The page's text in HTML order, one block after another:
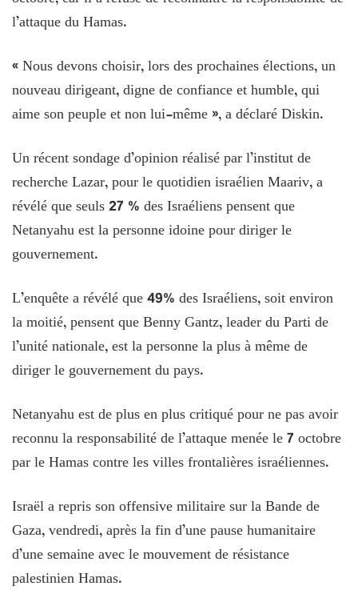
l’attaque du Hamas.
« Nous devons choisir, lors des prochaines élections, un
nouveau dirigeant, digne de confiance et humble, qui
aime son peuple et non lui-même », a déclaré Diskin.
Un récent sondage d’opinion réalisé par l’institut de
recherche Lazar, pour le quotidien israélien Maariv, a
révélé que seuls 27 % des Israéliens pensent que
Netanyahu est la personne idoine pour diriger le
gouvernement.
L’enquête a révélé que 49% des Israéliens, soit environ
la moitié, pensent que Benny Gantz, leader du Parti de
l’unité nationale, est la personne la plus à même de
diriger le gouvernement du pays.
Netanyahu est de plus en plus critiqué pour ne pas avoir
reconnu la responsabilité de l’attaque menée le 7 octobre
par le Hamas contre les villes frontalières israéliennes.
Israël a repris son offensive militaire sur la Bande de
Gaza, vendredi, après la fin d’une pause humanitaire
d’une semaine avec le mouvement de résistance
palestinien Hamas.